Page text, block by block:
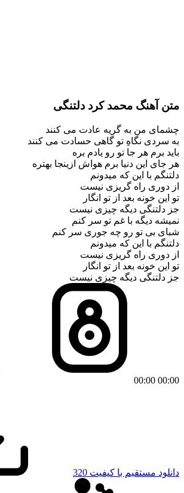
متن آهنگ محمد کرد دلتنگی
چشمای من به گریه عادت می کنند
به سردی نگاهِ تو گاهی حسادت می کنند
باید برم هر جا تو رو یادم بره
هر جای این دنیا برم هواش ازینجا بهتره
دلتنگم با این که میدونم
از دوری راه گریزی نیست
تو این خونه بعد از تو انگار
جز دلتنگی دیگه چیزی نیست
نمیشه دیگه با غم تو سر کنم
شبای بی تو رو چه جوری سر کنم
دلتنگم با این که میدونم
از دوری راه گریزی نیست
تو این خونه بعد از تو انگار
جز دلتنگی دیگه چیزی نیست
00:00
00:00
دانلود مستقیم با کیفیت 320